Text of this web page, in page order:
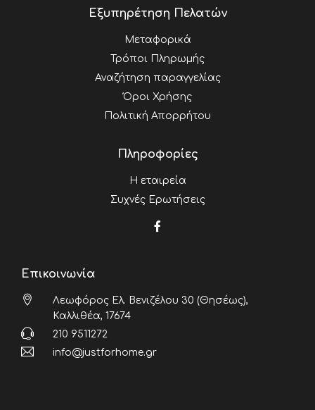
Εξυπηρέτηση Πελατών
Μεταφορικά
Τρόποι Πληρωμής
Αναζήτηση παραγγελίας
Όροι Χρήσης
Πολιτική Απορρήτου
Πληροφορίες
Η εταιρεία
Συχνές Ερωτήσεις
Επικοινωνία
Λεωφόρος Ελ. Βενιζέλου 30 (Θησέως),
Καλλιθέα, 17674
210 9511272
info@justforhome.gr